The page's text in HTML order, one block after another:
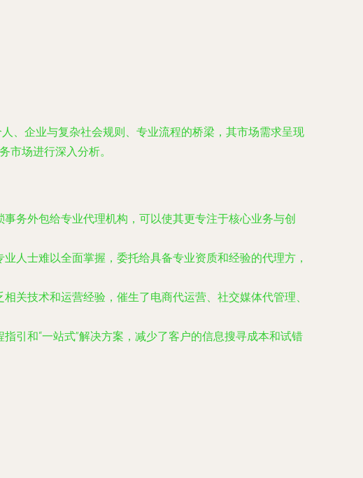
、企业与复杂社会规则、专业流程的桥梁，其市场需求呈现
市场进行深入分析。
务外包给专业代理机构，可以使其更专注于核心业务与创
人士难以全面掌握，委托给具备专业资质和经验的代理方，
关技术和运营经验，催生了电商代运营、社交媒体代管理、
引和“一站式”解决方案，减少了客户的信息搜寻成本和试错